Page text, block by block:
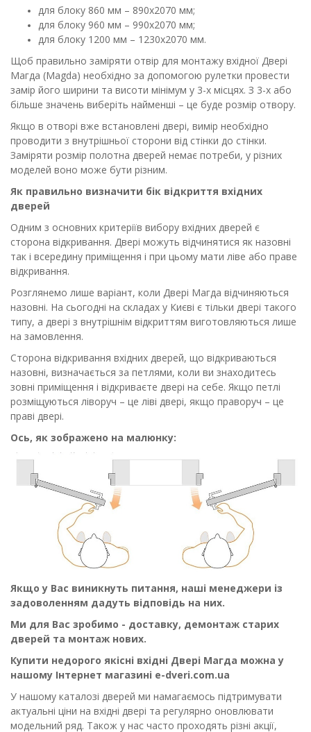
для блоку 860 мм – 890х2070 мм;
для блоку 960 мм – 990х2070 мм;
для блоку 1200 мм – 1230х2070 мм.
Щоб правильно заміряти отвір для монтажу вхідної Двері
Магда (Magda) необхідно за допомогою рулетки провести
замір його ширини та висоти мінімум у 3-х місцях. З 3-х або
більше значень виберіть найменші – це буде розмір отвору.
Якщо в отворі вже встановлені двері, вимір необхідно
проводити з внутрішньої сторони від стінки до стінки.
Заміряти розмір полотна дверей немає потреби, у різних
моделей воно може бути різним.
Як правильно визначити бік відкриття вхідних
дверей
Одним з основних критеріїв вибору вхідних дверей є
сторона відкривання. Двері можуть відчинятися як назовні
так і всередину приміщення і при цьому мати ліве або праве
відкривання.
Розглянемо лише варіант, коли Двері Магда відчиняються
назовні. На сьогодні на складах у Києві є тільки двері такого
типу, а двері з внутрішнім відкриттям виготовляються лише
на замовлення.
Сторона відкривання вхідних дверей, що відкриваються
назовні, визначається за петлями, коли ви знаходитесь
зовні приміщення і відкриваєте двері на себе. Якщо петлі
розміщуються ліворуч – це ліві двері, якщо праворуч – це
праві двері.
Ось, як зображено на малюнку:
Якщо у Вас виникнуть питання, наші менеджери із
задоволенням дадуть відповідь на них.
Ми для Вас зробимо - доставку, демонтаж старих
дверей та монтаж нових.
Купити недорого якісні вхідні Двері Магда можна у
нашому Інтернет магазині e-dveri.com.ua
У нашому каталозі дверей ми намагаємось підтримувати
актуальні ціни на вхідні двері та регулярно оновлювати
модельний ряд. Також у нас часто проходять різні акції,